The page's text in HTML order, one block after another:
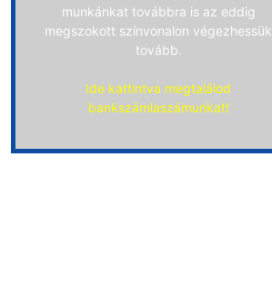
munkánkat továbbra is az eddig
megszokott színvonalon végezhessük
tovább.
Ide kattintva megtalálod
bankszámlaszámunkat!